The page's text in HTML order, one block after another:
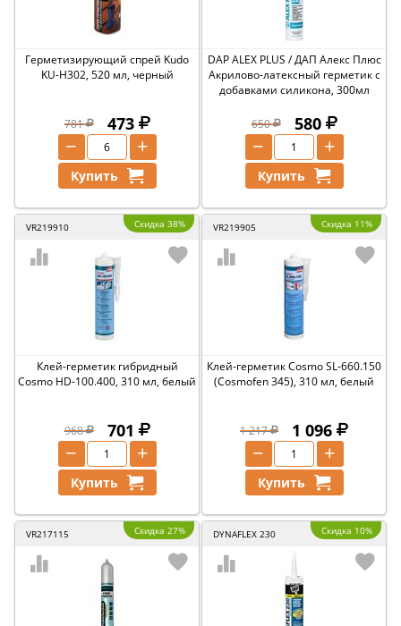
Герметизирующий спрей Kudo
KU-H302, 520 мл, черный
781 473
+
−
Купить
DAP ALEX PLUS / ДАП Алекс Плюс
Акрилово-латексный герметик с
добавками силикона, 300мл
650 580
+
−
Купить
VR219910 Скидка 38%
Клей-герметик гибридный
Cosmo HD-100.400, 310 мл, белый
968 701
+
−
Купить
VR219905 Скидка 11%
Клей-герметик Cosmo SL-660.150
(Cosmofen 345), 310 мл, белый
1 217 1 096
+
−
Купить
VR217115 Скидка 27% DYNAFLEX 230 Скидка 10%